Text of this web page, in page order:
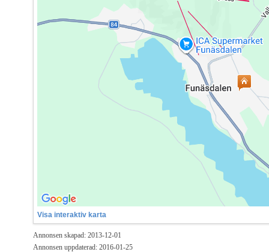
Visa interaktiv karta
Annonsen skapad: 2013-12-01
Annonsen uppdaterad: 2016-01-25